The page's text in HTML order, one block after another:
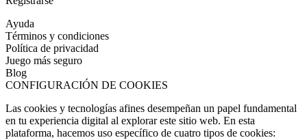
Ayuda
Términos y condiciones
Política de privacidad
Juego más seguro
Blog
CONFIGURACIÓN DE COOKIES
Las cookies y tecnologías afines desempeñan un papel fundamental
en tu experiencia digital al explorar este sitio web. En esta
plataforma, hacemos uso específico de cuatro tipos de cookies: